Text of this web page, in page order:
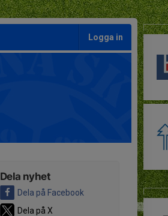
Logga in
Dela nyhet
Dela på Facebook
Dela på X